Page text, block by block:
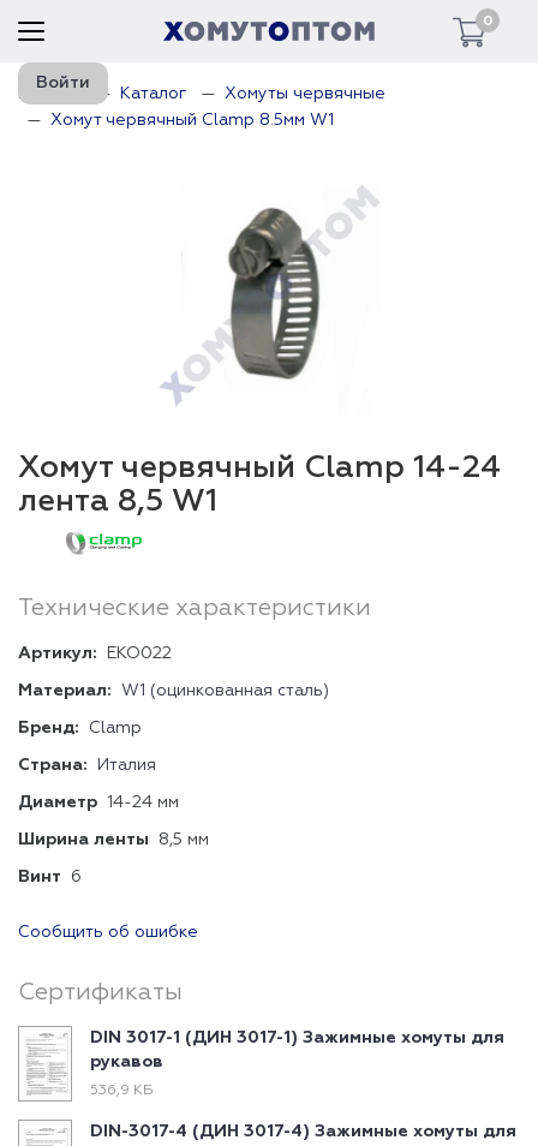
0
Войти
Главная Каталог
Хомуты червячные
Хомут червячный Clamp 8.5мм W1
Хомут червячный Clamp 14-24
лента 8,5 W1
Технические характеристики
Артикул: EKO022
Материал: W1 (оцинкованная сталь)
Бренд: Clamp
Страна: Италия
Диаметр 14-24 мм
Ширина ленты 8,5 мм
Винт 6
Сообщить об ошибке
Сертификаты
DIN 3017-1 (ДИН 3017-1) Зажимные хомуты для
рукавов
536,9 КБ
DIN-3017-4 (ДИН 3017-4) Зажимные хомуты для